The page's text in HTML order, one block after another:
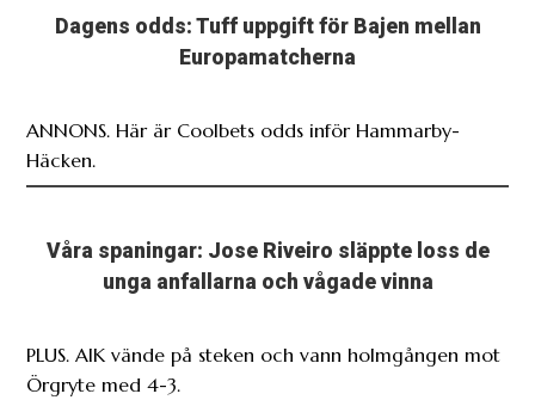
Dagens odds: Tuff uppgift för Bajen mellan
Europamatcherna
ANNONS. Här är Coolbets odds inför Hammarby-
Häcken.
Våra spaningar: Jose Riveiro släppte loss de
unga anfallarna och vågade vinna
PLUS. AIK vände på steken och vann holmgången mot
Örgryte med 4-3.